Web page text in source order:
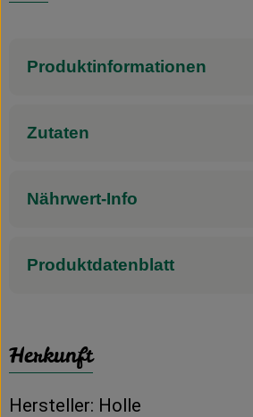
Produktinformationen
Zutaten
Nährwert-Info
Produktdatenblatt
Herkunft
Hersteller: Holle